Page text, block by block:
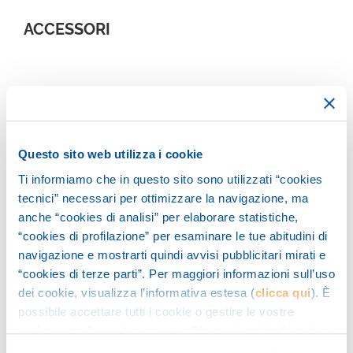
Questo sito web utilizza i cookie
Ti informiamo che in questo sito sono utilizzati “cookies
tecnici” necessari per ottimizzare la navigazione, ma
anche “cookies di analisi” per elaborare statistiche,
“cookies di profilazione” per esaminare le tue abitudini di
navigazione e mostrarti quindi avvisi pubblicitari mirati e
“cookies di terze parti”. Per maggiori informazioni sull’uso
dei cookie, visualizza l’informativa estesa (clicca qui). È
possibile accettare tutti i cookie o gestire le vostre
preferenze cliccando qui sotto. Cliccando sulla X in alto a
ACCESSORI